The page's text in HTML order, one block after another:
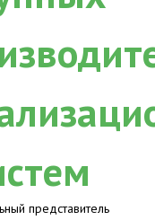
представитель